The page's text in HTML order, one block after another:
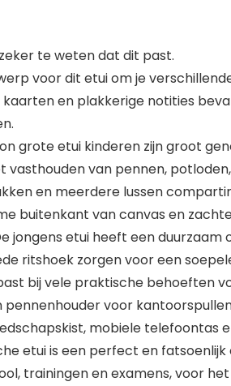
te weten dat dit past.
voor dit etui om je
en plakkerige notities
grote etui kinderen zijn groot
van pennen,
en meerdere lussen
buitenkant van canvas en
jongens etui heeft een
ritshoek zorgen voor een
bij vele praktische behoeften
voor
mobiele telefoontas
etui is een perfect en
trainingen en examens, voor